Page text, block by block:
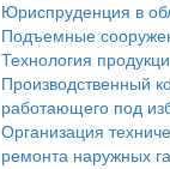
Юриспруденция в
Подъемные
Технология
Производственный
работающего под
Организация
ремонта наружных